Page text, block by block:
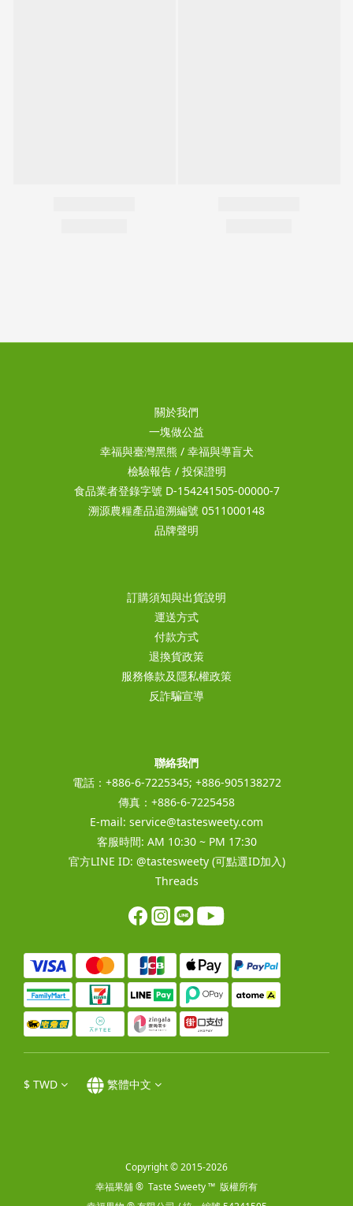
關於我們
一塊做公益
幸福與臺灣黑熊 / 幸福與導盲犬
檢驗報告/ 投保證明
食品業者登錄字號 D-154241505-00000-7
溯源農糧產品追溯編號 0511000148
品牌聲明
訂購須知與出貨說明
運送方式
付款方式
退換貨政策
服務條款及隱私權政策
反詐騙宣導
聯絡我們
電話：+886-6-7225345; +886-905138272
傳真：+886-6-7225458
E-mail: service@tastesweety.com
客服時間: AM 10:30 ~ PM 17:30
官方LINE ID: @tastesweety(可點選ID加入)
Threads
$ TWD 繁體中文
Copyright © 2015-2026
幸福果舖 ® Taste Sweety ™ 版權所有